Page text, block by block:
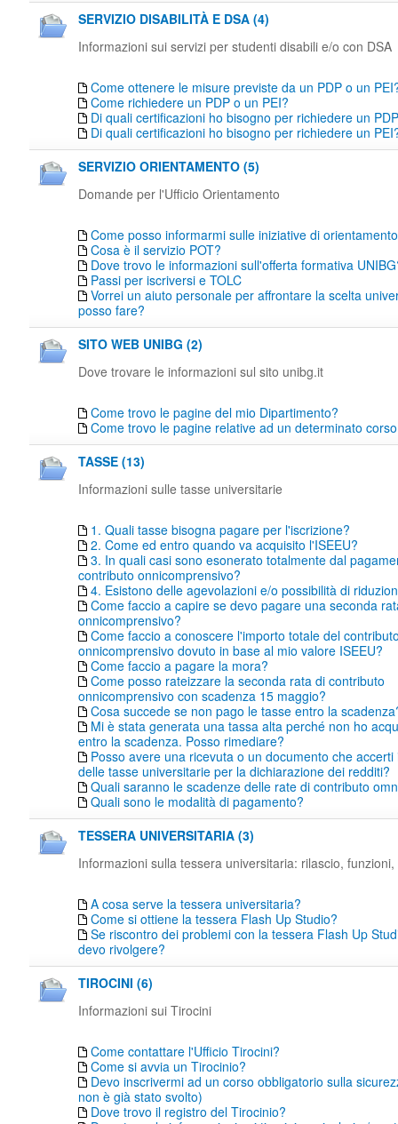
SERVIZIO DISABILITÀ E DSA (4)
Informazioni sui servizi per studenti disabili e/o con DSA
Come ottenere le misure previste da un PDP o un
Come richiedere un PDP o un PEI?
Di quali certificazioni ho bisogno per richiedere un
Di quali certificazioni ho bisogno per richiedere un
SERVIZIO ORIENTAMENTO (5)
Domande per l'Ufficio Orientamento
Come posso informarmi sulle iniziative di
Cosa è il servizio POT?
Dove trovo le informazioni sull'offerta formativa
Passi per iscriversi e TOLC
Vorrei un aiuto personale per affrontare la scelta
posso fare?
SITO WEB UNIBG (2)
Dove trovare le informazioni sul sito unibg.it
Come trovo le pagine del mio Dipartimento?
Come trovo le pagine relative ad un determinato
TASSE (13)
Informazioni sulle tasse universitarie
1. Quali tasse bisogna pagare per l'iscrizione?
2. Come ed entro quando va acquisito l'ISEEU?
3. In quali casi sono esonerato totalmente dal
contributo onnicomprensivo?
4. Esistono delle agevolazioni e/o possibilità di
Come faccio a capire se devo pagare una seconda
onnicomprensivo?
Come faccio a conoscere l'importo totale del
onnicomprensivo dovuto in base al mio valore ISEEU?
Come faccio a pagare la mora?
Come posso rateizzare la seconda rata di contributo
onnicomprensivo con scadenza 15 maggio?
Cosa succede se non pago le tasse entro la
Mi è stata generata una tassa alta perché non ho
entro la scadenza. Posso rimediare?
Posso avere una ricevuta o un documento che
delle tasse universitarie per la dichiarazione dei redditi?
Quali saranno le scadenze delle rate di contributo
Quali sono le modalità di pagamento?
TESSERA UNIVERSITARIA (3)
Informazioni sulla tessera universitaria: rilascio, funzioni,
A cosa serve la tessera universitaria?
Come si ottiene la tessera Flash Up Studio?
Se riscontro dei problemi con la tessera Flash Up
devo rivolgere?
TIROCINI (6)
Informazioni sui Tirocini
Come contattare l'Ufficio Tirocini?
Come si avvia un Tirocinio?
Devo inscrivermi ad un corso obbligatorio sulla
non è già stato svolto)
Dove trovo il registro del Tirocinio?